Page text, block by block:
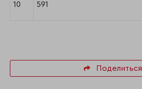
10 591
Поделиться